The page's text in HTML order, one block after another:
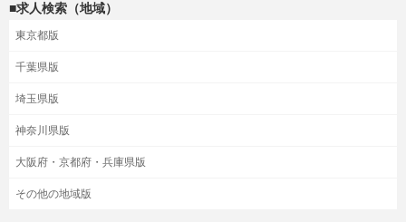
■求人検索（地域）
東京都版
千葉県版
埼玉県版
神奈川県版
大阪府・京都府・兵庫県版
その他の地域版